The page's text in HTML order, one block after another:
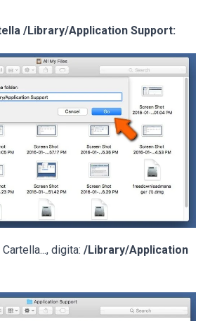
/Library/Application Support:
digita: /Library/Application